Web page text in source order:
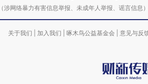
涉网络暴力有害信息举报、未成年人举报、谣言
关于我们 加入我们 啄木鸟公益基金会 意见与反